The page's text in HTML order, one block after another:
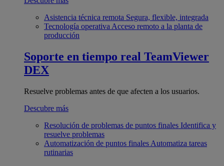
Asistencia técnica remota Segura, flexible, integrada
Tecnología operativa Acceso remoto a la planta de
producción
Soporte en tiempo real TeamViewer
DEX
Resuelve problemas antes de que afecten a los usuarios.
Descubre más
Resolución de problemas de puntos finales Identifica y
resuelve problemas
Automatización de puntos finales Automatiza tareas
rutinarias